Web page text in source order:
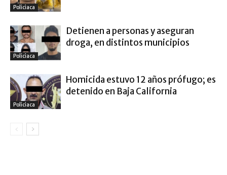
Policiaca
Policiaca
Detienen a personas y aseguran
droga, en distintos municipios
Policiaca
Homicida estuvo 12 años prófugo; es
detenido en Baja California